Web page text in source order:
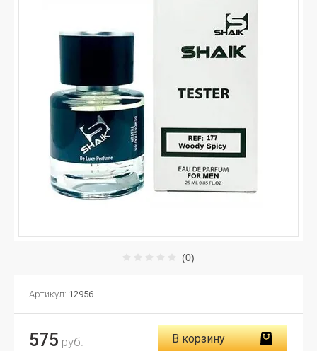
(0)
Артикул: 12956
575 руб. В корзину